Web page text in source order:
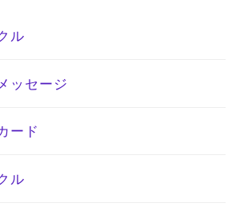
ル
ッセージ
ード
ル